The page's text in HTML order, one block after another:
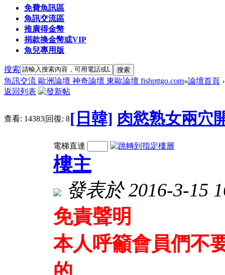
免費魚訊區
魚訊交流區
推廣得金幣
捐款換金幣或VIP
魚兒專用版
搜索 搜索
魚訊交流 歐洲論壇 神奇論壇 東歐論壇 fishpttgo.com»論壇首頁 ›
返回列表
查看: 14383|回復: 8[日韓] 肉慾熟女兩穴
電梯直達
樓主
發表於 2016-3-15
免責聲明
本人呼籲會員們不